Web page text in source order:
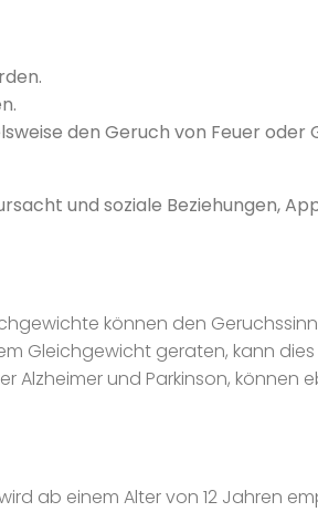
den Geruch von Feuer oder
und soziale Beziehungen,
können den
Gleichgewicht geraten, kann
und Parkinson, können
ab einem Alter von 12 Jahren